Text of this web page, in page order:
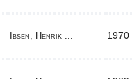
Ibsen, Henrik ... 1970